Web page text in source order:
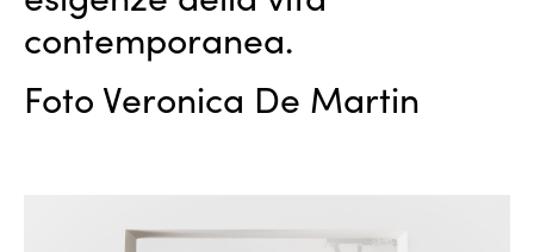
contemporanea.
Foto Veronica De Martin